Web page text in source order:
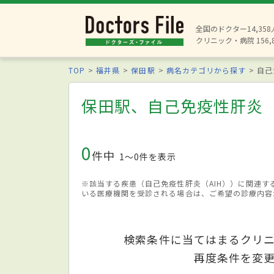
全国のドクター14,358
クリニック・病院
TOP 福井県 保田駅 病名カテゴリから探す 自
保田駅、自己免疫性肝炎
0件中 1〜0件を表示
※該当する疾患（自己免疫性肝炎（AIH））に関連
いる医療機関を受診される場合は、ご希望の診療内
検索条件に当てはまるクリ
再度条件を変